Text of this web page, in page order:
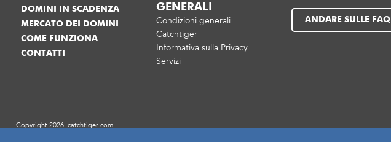
DOMINI IN SCADENZA
MERCATO DEI DOMINI
COME FUNZIONA
CONTATTI
GENERALI
Condizioni generali
Catchtiger
Informativa sulla Privacy
Servizi
ANDARE SULLE FAQ
Copyright 2026. catchtiger.com